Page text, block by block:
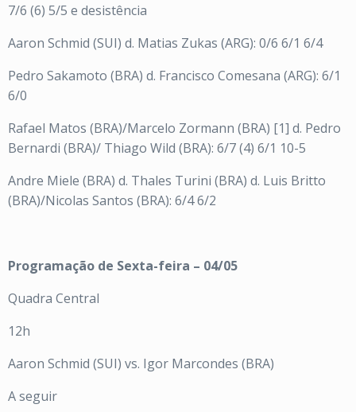
7/6 (6) 5/5 e desistência
Aaron Schmid (SUI) d. Matias Zukas (ARG): 0/6 6/1 6/4
Pedro Sakamoto (BRA) d. Francisco Comesana (ARG): 6/1
6/0
Rafael Matos (BRA)/Marcelo Zormann (BRA) [1] d. Pedro
Bernardi (BRA)/ Thiago Wild (BRA): 6/7 (4) 6/1 10-5
Andre Miele (BRA) d. Thales Turini (BRA) d. Luis Britto
(BRA)/Nicolas Santos (BRA): 6/4 6/2
Programação de Sexta-feira – 04/05
Quadra Central
12h
Aaron Schmid (SUI) vs. Igor Marcondes (BRA)
A seguir